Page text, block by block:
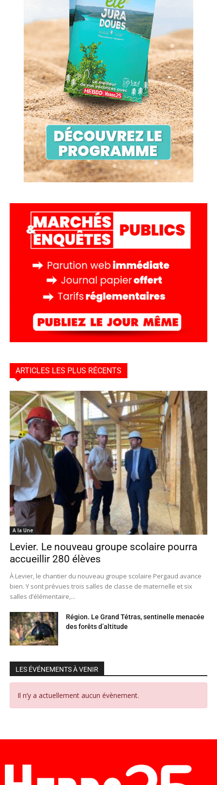
ARTICLES LES PLUS RÉCENTS
A la Une
Levier. Le nouveau groupe scolaire pourra
accueillir 280 élèves
À Levier, le chantier du nouveau groupe scolaire Pergaud avance
bien. Y sont prévues trois salles de classe de maternelle et six
salles d’élémentaire,...
Région. Le Grand Tétras, sentinelle menacée
des forêts d’altitude
LES ÉVÉNEMENTS À VENIR
Il n’y a actuellement aucun évènement.